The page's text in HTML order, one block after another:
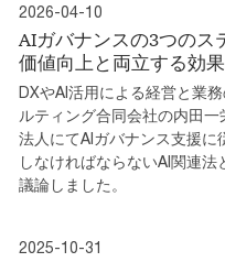
2026-04-10
AIガバナンスの3つのス
価値向上と両立する効
DXやAI活用による経営と業
ルティング合同会社の内田
法人にてAIガバナンス支援
しなければならないAI関連
議論しました。
2025-10-31